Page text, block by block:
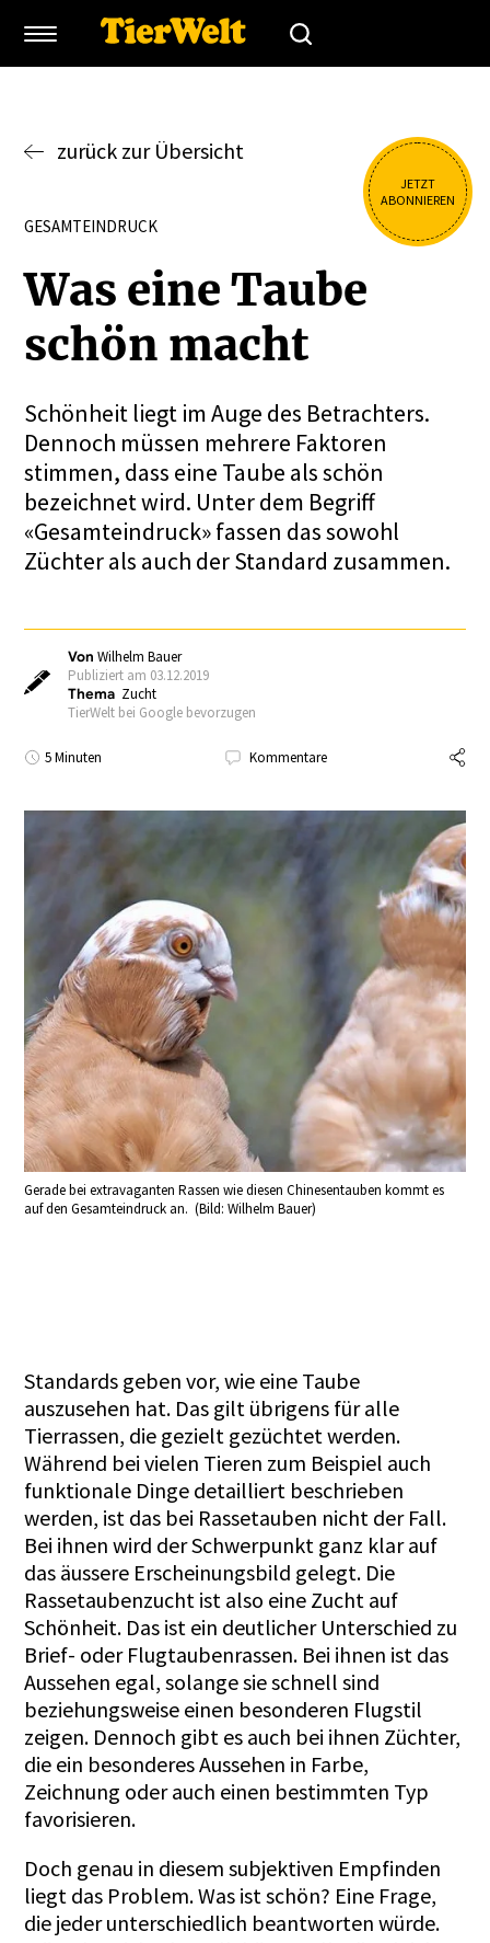
JETZT
ABONNIEREN
zurück zur Übersicht
GESAMTEINDRUCK
Was eine Taube
schön macht
Schönheit liegt im Auge des Betrachters.
Dennoch müssen mehrere Faktoren
stimmen, dass eine Taube als schön
bezeichnet wird. Unter dem Begriff
«Gesamteindruck» fassen das sowohl
Züchter als auch der Standard zusammen.
VonWilhelm Bauer
Publiziert am 03.12.2019
Thema Zucht
TierWelt bei Google bevorzugen
5 Minuten Kommentare
Gerade bei extra­vaganten Rassen wie diesen Chinesentauben kommt es
auf den Gesamt­eindruck an. (Bild: Wilhelm Bauer)
Standards geben vor, wie eine Taube
auszusehen hat. Das gilt übrigens für alle
Tierrassen, die gezielt gezüchtet werden.
Während bei vielen Tieren zum Beispiel auch
funktionale Dinge detailliert beschrieben
werden, ist das bei Rassetauben nicht der Fall.
Bei ihnen wird der Schwerpunkt ganz klar auf
das äussere Erscheinungsbild gelegt. Die
Rassetaubenzucht ist also eine Zucht auf
Schönheit. Das ist ein deutlicher Unterschied zu
Brief- oder Flugtaubenrassen. Bei ihnen ist das
Aussehen egal, solange sie schnell sind
beziehungsweise einen besonderen Flugstil
zeigen. Dennoch gibt es auch bei ihnen Züchter,
die ein besonderes Aussehen in Farbe,
Zeichnung oder auch einen bestimmten Typ
favorisieren.
Doch genau in diesem subjektiven Empfinden
liegt das Problem. Was ist schön? Eine Frage,
die jeder unterschiedlich beantworten würde.